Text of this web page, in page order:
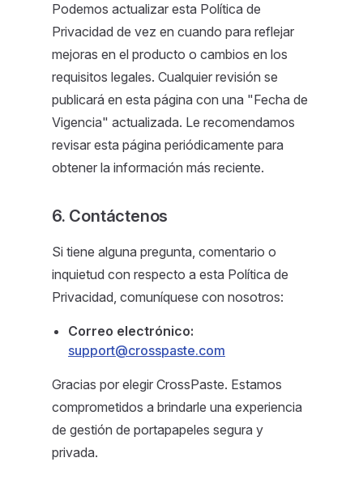
Podemos actualizar esta Política de
Privacidad de vez en cuando para reflejar
mejoras en el producto o cambios en los
requisitos legales. Cualquier revisión se
publicará en esta página con una "Fecha de
Vigencia" actualizada. Le recomendamos
revisar esta página periódicamente para
obtener la información más reciente.
6. Contáctenos
Si tiene alguna pregunta, comentario o
inquietud con respecto a esta Política de
Privacidad, comuníquese con nosotros:
Correo electrónico:
support@crosspaste.com
Gracias por elegir CrossPaste. Estamos
comprometidos a brindarle una experiencia
de gestión de portapapeles segura y
privada.